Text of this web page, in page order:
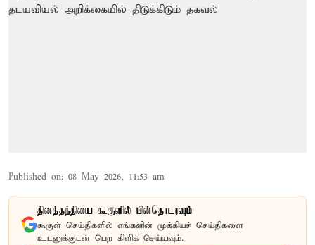
Published on: 08 May 2026, 11:53 am
தினத்தந்தியை கூகுளில் பின்தொடரவும்
கூகுள் செய்திகளில் எங்களின் முக்கியச் செய்திகளை
உடனுக்குடன் பெற கிளிக் செய்யவும்.